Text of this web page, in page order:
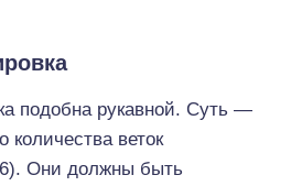
подобна рукавной. Суть —
количества веток
Они должны быть